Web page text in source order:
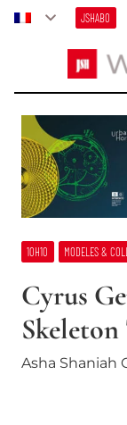
JSHABO
10H10 MODELES &
Cyrus
Asha Shaniah